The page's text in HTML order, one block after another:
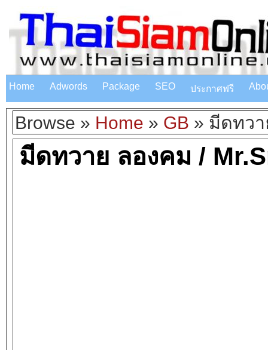
Home Adwords Package SEO ประกาศฟรี
Browse » Home » GB » มีดทวา
มีดทวาย ลองคม /